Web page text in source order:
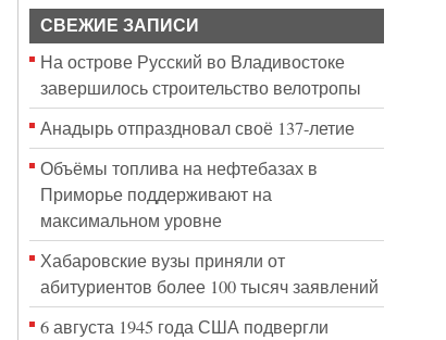
СВЕЖИЕ ЗАПИСИ
На острове Русский во Владивостоке
завершилось строительство велотропы
Анадырь отпраздновал своё 137-летие
Объёмы топлива на нефтебазах в
Приморье поддерживают на
максимальном уровне
Хабаровские вузы приняли от
абитуриентов более 100 тысяч заявлений
6 августа 1945 года США подвергли